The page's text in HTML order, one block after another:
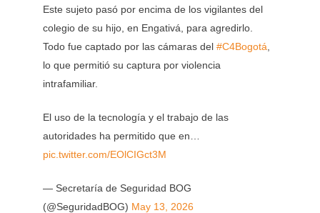
Este sujeto pasó por encima de los vigilantes del
colegio de su hijo, en Engativá, para agredirlo.
Todo fue captado por las cámaras del #C4Bogotá
lo que permitió su captura por violencia
intrafamiliar.
El uso de la tecnología y el trabajo de las
autoridades ha permitido que en…
pic.twitter.com/EOlCIGct3M
— Secretaría de Seguridad BOG
(@SeguridadBOG) May 13, 2026